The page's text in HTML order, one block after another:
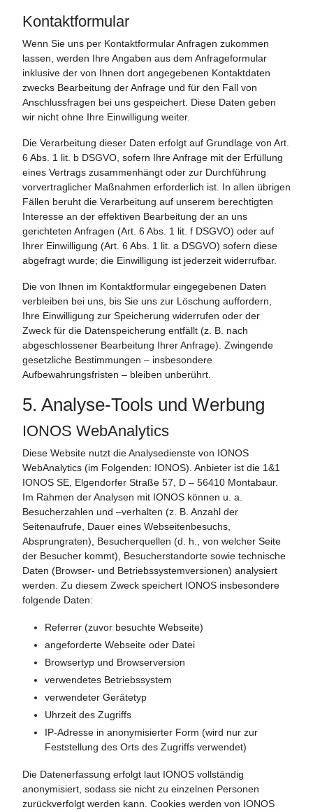
Kontaktformular
Wenn Sie uns per Kontaktformular Anfragen zukommen
lassen, werden Ihre Angaben aus dem Anfrageformular
inklusive der von Ihnen dort angegebenen Kontaktdaten
zwecks Bearbeitung der Anfrage und für den Fall von
Anschlussfragen bei uns gespeichert. Diese Daten geben
wir nicht ohne Ihre Einwilligung weiter.
Die Verarbeitung dieser Daten erfolgt auf Grundlage von Art.
6 Abs. 1 lit. b DSGVO, sofern Ihre Anfrage mit der Erfüllung
eines Vertrags zusammenhängt oder zur Durchführung
vorvertraglicher Maßnahmen erforderlich ist. In allen übrigen
Fällen beruht die Verarbeitung auf unserem berechtigten
Interesse an der effektiven Bearbeitung der an uns
gerichteten Anfragen (Art. 6 Abs. 1 lit. f DSGVO) oder auf
Ihrer Einwilligung (Art. 6 Abs. 1 lit. a DSGVO) sofern diese
abgefragt wurde; die Einwilligung ist jederzeit widerrufbar.
Die von Ihnen im Kontaktformular eingegebenen Daten
verbleiben bei uns, bis Sie uns zur Löschung auffordern,
Ihre Einwilligung zur Speicherung widerrufen oder der
Zweck für die Datenspeicherung entfällt (z. B. nach
abgeschlossener Bearbeitung Ihrer Anfrage). Zwingende
gesetzliche Bestimmungen – insbesondere
Aufbewahrungsfristen – bleiben unberührt.
5. Analyse-Tools und Werbung
IONOS WebAnalytics
Diese Website nutzt die Analysedienste von IONOS
WebAnalytics (im Folgenden: IONOS). Anbieter ist die 1&1
IONOS SE, Elgendorfer Straße 57, D – 56410 Montabaur.
Im Rahmen der Analysen mit IONOS können u. a.
Besucherzahlen und –verhalten (z. B. Anzahl der
Seitenaufrufe, Dauer eines Webseitenbesuchs,
Absprungraten), Besucherquellen (d. h., von welcher Seite
der Besucher kommt), Besucherstandorte sowie technische
Daten (Browser- und Betriebssystemversionen) analysiert
werden. Zu diesem Zweck speichert IONOS insbesondere
folgende Daten:
Referrer (zuvor besuchte Webseite)
angeforderte Webseite oder Datei
Browsertyp und Browserversion
verwendetes Betriebssystem
verwendeter Gerätetyp
Uhrzeit des Zugriffs
IP-Adresse in anonymisierter Form (wird nur zur
Feststellung des Orts des Zugriffs verwendet)
Die Datenerfassung erfolgt laut IONOS vollständig
anonymisiert, sodass sie nicht zu einzelnen Personen
zurückverfolgt werden kann. Cookies werden von IONOS